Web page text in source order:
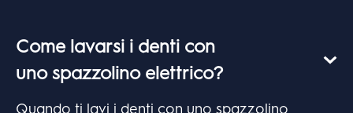
Come lavarsi i denti con
uno spazzolino elettrico?
Quando ti lavi i denti con uno spazzolino